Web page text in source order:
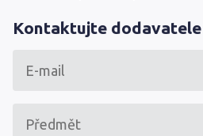
Kontaktujte dodavatele